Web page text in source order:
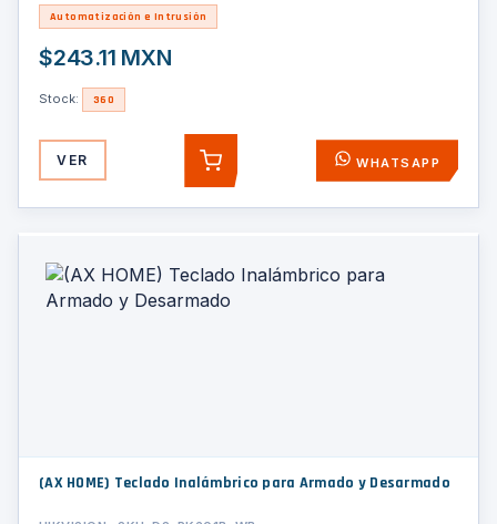
Automatización e Intrusión
$243.11 MXN
Stock: 360
VER AGREGAR WHATSAPP
(AX HOME) Teclado Inalámbrico para Armado y Desarmado